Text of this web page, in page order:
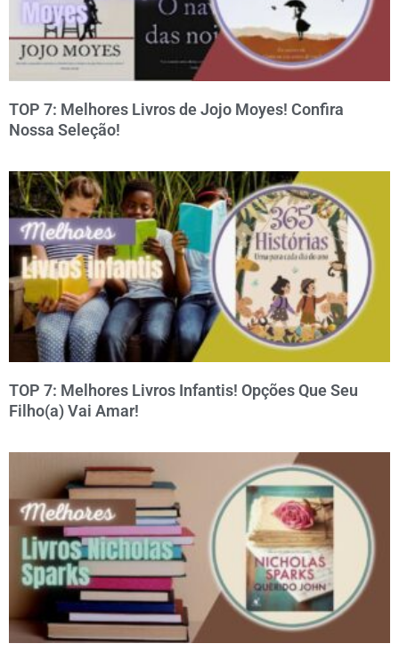
TOP 7: Melhores Livros de Jojo Moyes! Confira
Nossa Seleção!
TOP 7: Melhores Livros Infantis! Opções Que Seu
Filho(a) Vai Amar!